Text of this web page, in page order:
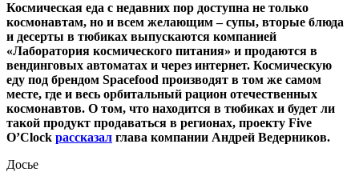
Космическая еда с недавних пор доступна не только
космонавтам, но и всем желающим – супы, вторые блюда
и десерты в тюбиках выпускаются компанией
«Лаборатория космического питания» и продаются в
вендинговых автоматах и через интернет. Космическую
еду под брендом Spacefood производят в том же самом
месте, где и весь орбитальный рацион отечественных
космонавтов. О том, что находится в тюбиках и будет ли
такой продукт продаваться в регионах, проекту Five
O’Clock рассказал глава компании Андрей Ведерников.
Досье